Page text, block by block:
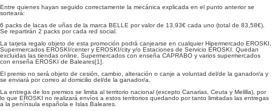
Entre quienes hayan seguido correctamente la mecánica explicada en el punto anterior se
sorteará:
6 packs de lacas de uñas de la marca BELLE por valor de 13,93€ cada uno (total de 83,58€).
Se repartirán 2 packs por cada red social.
La tarjeta regalo objeto de esta promoción podrá canjearse en cualquier Hipermercado EROSKI,
Supermercados EROSKI/center y EROSKI/city y/o Estaciones de Servicio EROSKI. Quedan
excluidas las tiendas online, Supermercados con enseña CAPRABO y varios supermercados
con enseña EROSKI de Baleares[1]
El premio no será objeto de cesión, cambio, alteración o canje a voluntad del/de la ganador/a y
se enviará por correo al domicilio del/de la ganador/a.
La entrega de los premios se limita al territorio nacional (excepto Canarias, Ceuta y Melilla), por
lo que EROSKI no realizará envíos a estos territorios quedando por tanto limitadas las entregas
a la península española e Islas Baleares.